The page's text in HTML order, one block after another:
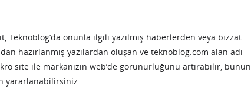
Teknoblog’da onunla ilgili yazılmış haberlerden veya bizzat
hazırlanmış yazılardan oluşan ve teknoblog.com alan adı
site ile markanızın web’de görünürlüğünü artırabilir, bunun
yararlanabilirsiniz.